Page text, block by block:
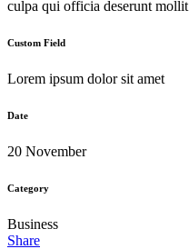
culpa qui officia deserunt
Custom Field
Lorem ipsum dolor sit amet
Date
20 November
Category
Business
Share